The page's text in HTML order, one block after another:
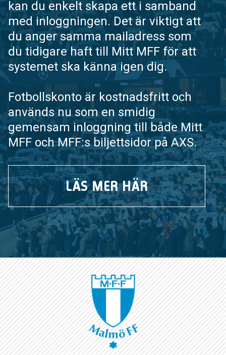
kan du enkelt skapa ett i samband
med inloggningen. Det är viktigt att
du anger samma mailadress som
du tidigare haft till Mitt MFF för att
systemet ska känna igen dig.
Fotbollskonto är kostnadsfritt och
används nu som en smidig
gemensam inloggning till både Mitt
MFF och MFF:s biljettsidor på AXS.
LÄS MER HÄR